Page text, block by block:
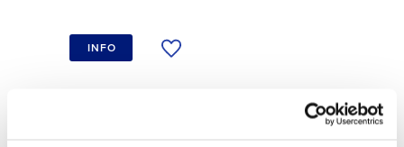
Tilføj til ønskeliste
INFO